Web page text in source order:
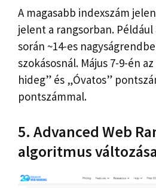
A magasabb indexszám
jelent a rangsorban.
során ~14-es
szokásosnál. Május 7-9-én
hideg” és „Óvatos”
pontszámmal.
5. Advanced Web
algoritmus